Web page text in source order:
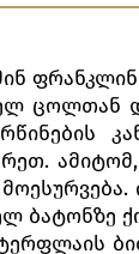
ცოლთან
ბატონზე